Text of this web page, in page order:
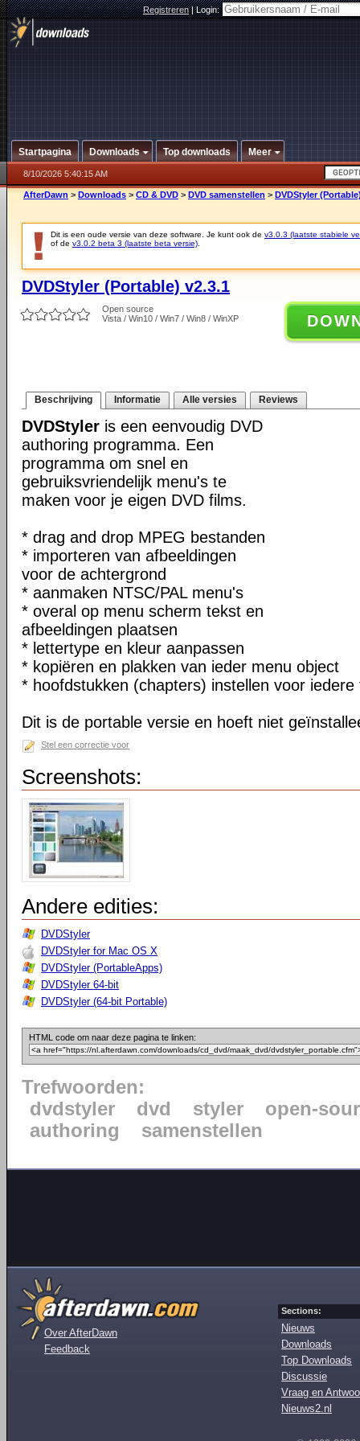
Registreren|Login:
Startpagina Downloads Top downloads Meer
8/10/2026 5:40:15 AM
AfterDawn > Downloads > CD & DVD > DVD samenstellen > DVDStyler
Dit is een oude versie van deze software. Je kunt ook de v3.0.3 (laatste stabiele
of de v3.0.2 beta 3 (laatste beta versie)
DVDStyler (Portable) v2.3.1
Open source
Vista / Win10 / Win7 / Win8 / WinXP
Beschrijving Informatie Alle versies Reviews
DVDStyler is een eenvoudig DVD
authoring programma. Een
programma om snel en
gebruiksvriendelijk menu's te
maken voor je eigen DVD films.
* drag and drop MPEG bestanden
* importeren van afbeeldingen
voor de achtergrond
* aanmaken NTSC/PAL menu's
* overal op menu scherm tekst en
afbeeldingen plaatsen
* lettertype en kleur aanpassen
* kopiëren en plakken van ieder menu object
* hoofdstukken (chapters) instellen voor iedere
Dit is de portable versie en hoeft niet
Stel een correctie voor
Screenshots:
Andere edities:
DVDStyler
DVDStyler for Mac OS X
DVDStyler (PortableApps)
DVDStyler 64-bit
DVDStyler (64-bit Portable)
HTML code om naar deze pagina te linken:
Trefwoorden:
dvdstyler
dvd styler
open-
authoring
samenstellen
Over AfterDawn
Feedback
Sections:
Nieuws
Downloads
Top Downloads
Discussie
Vraag en
Nieuws2.nl